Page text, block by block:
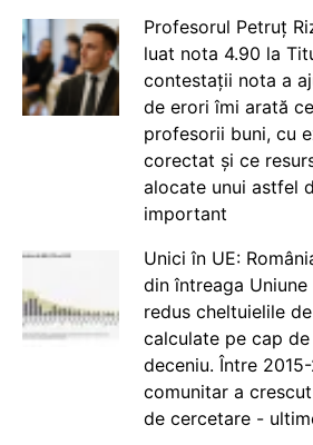
Profesorul Petruț
luat nota 4.90 la
contestații nota a
de erori îmi arată
profesorii buni, cu
corectat și ce
alocate unui astfel
important
Unici în UE:
din întreaga
redus cheltuielile
calculate pe cap
deceniu. Între
comunitar a
de cercetare -